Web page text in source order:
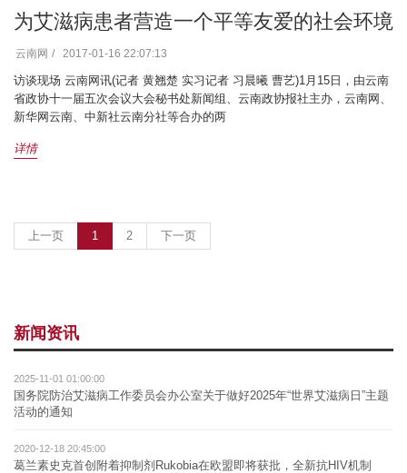
为艾滋病患者营造一个平等友爱的社会环境
云南网 2017-01-16 22:07:13
访谈现场 云南网讯(记者 黄翘楚 实习记者 习晨曦 曹艺)1月15日，由云南
省政协十一届五次会议大会秘书处新闻组、云南政协报社主办，云南网、
新华网云南、中新社云南分社等合办的两
详情
上一页 1 (current)
2 下一页
新闻资讯
2025-11-01 01:00:00
国务院防治艾滋病工作委员会办公室关于做好2025年“世界艾滋病日”主题
活动的通知
2020-12-18 20:45:00
葛兰素史克首创附着抑制剂Rukobia在欧盟即将获批，全新抗HIV机制